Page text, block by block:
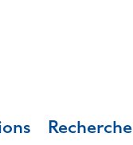
Recherche